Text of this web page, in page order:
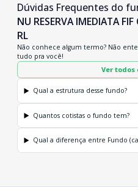
Dúvidas Frequentes do
NU RESERVA IMEDIATA FIF
RL
Não conhece algum termo? Não
tudo pra você!
Ver todos
Qual a estrutura desse fundo?
Quantos cotistas o fundo tem?
Qual a diferença entre Fundo